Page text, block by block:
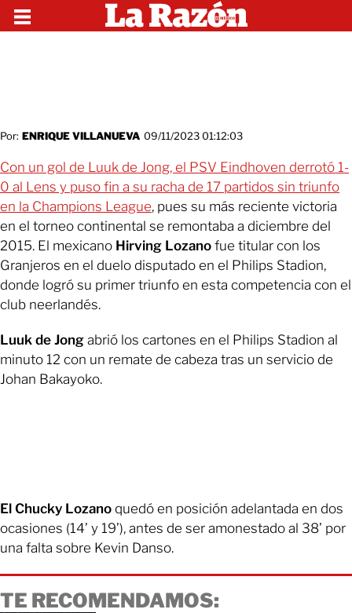
Por: ENRIQUE VILLANUEVA 09/11/2023 01:12:03
Con un gol de Luuk de Jong, el PSV Eindhoven derrotó 1-
0 al Lens y puso fin a su racha de 17 partidos sin triunfo
en la Champions League, pues su más reciente victoria
en el torneo continental se remontaba a diciembre del
2015. El mexicano Hirving Lozano fue titular con los
Granjeros en el duelo disputado en el Philips Stadion,
donde logró su primer triunfo en esta competencia con el
club neerlandés.
Luuk de Jong abrió los cartones en el Philips Stadion al
minuto 12 con un remate de cabeza tras un servicio de
Johan Bakayoko.
El Chucky Lozano quedó en posición adelantada en dos
ocasiones (14’ y 19’), antes de ser amonestado al 38’ por
una falta sobre Kevin Danso.
TE RECOMENDAMOS: